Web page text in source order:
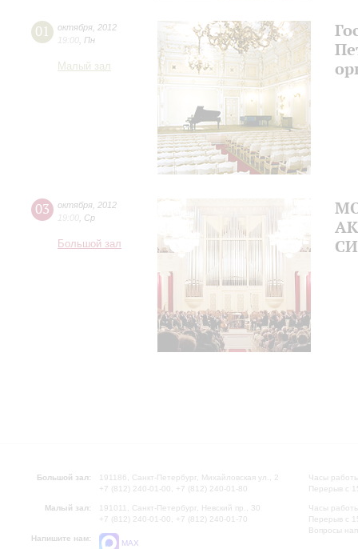
01 октября 2012
19:00
Пн
Малый зал
03 октября 2012
19:00
Ср
Большой зал
Большой зал:
191186, Санкт-Петербург, Михайловская ул., 2
+7 (812) 240-01-00, +7 (812) 240-01-80
Малый зал:
191011, Санкт-Петербург, Невский пр., 30
+7 (812) 240-01-00, +7 (812) 240-01-70
Напишите нам:
MAX
Часы
Перерыв с
Часы
Перерыв с
Вопросы